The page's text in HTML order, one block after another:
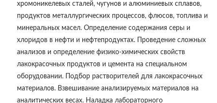
хромоникелевых сталей, чугунов и алюминиевых сплавов,
продуктов металлургических процессов, флюсов, топлива и
минеральных масел. Определение содержания серы и
хлоридов в нефти и нефтепродуктах. Проведение сложных
анализов и определение физико-химических свойств
лакокрасочных продуктов и цемента на специальном
оборудовании. Подбор растворителей для лакокрасочных
материалов. Взвешивание анализируемых материалов на
аналитических весах. Наладка лабораторного